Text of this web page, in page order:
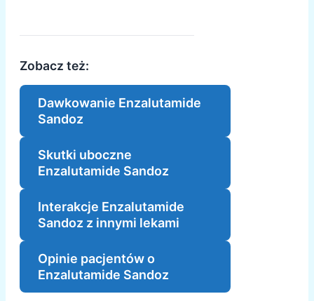
Zobacz też:
Dawkowanie Enzalutamide
Sandoz
Skutki uboczne
Enzalutamide Sandoz
Interakcje Enzalutamide
Sandoz z innymi lekami
Opinie pacjentów o
Enzalutamide Sandoz